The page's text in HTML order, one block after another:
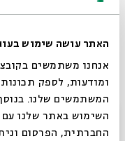
האתר עושה שימוש
ומודעות, לספק
המשתמשים שלנו.
השימוש באתר שלנו
החברתית, הפרסום
הרשמה לאירועים דומים
סדרה של
סגור